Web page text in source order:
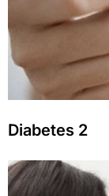
Diabetes 2